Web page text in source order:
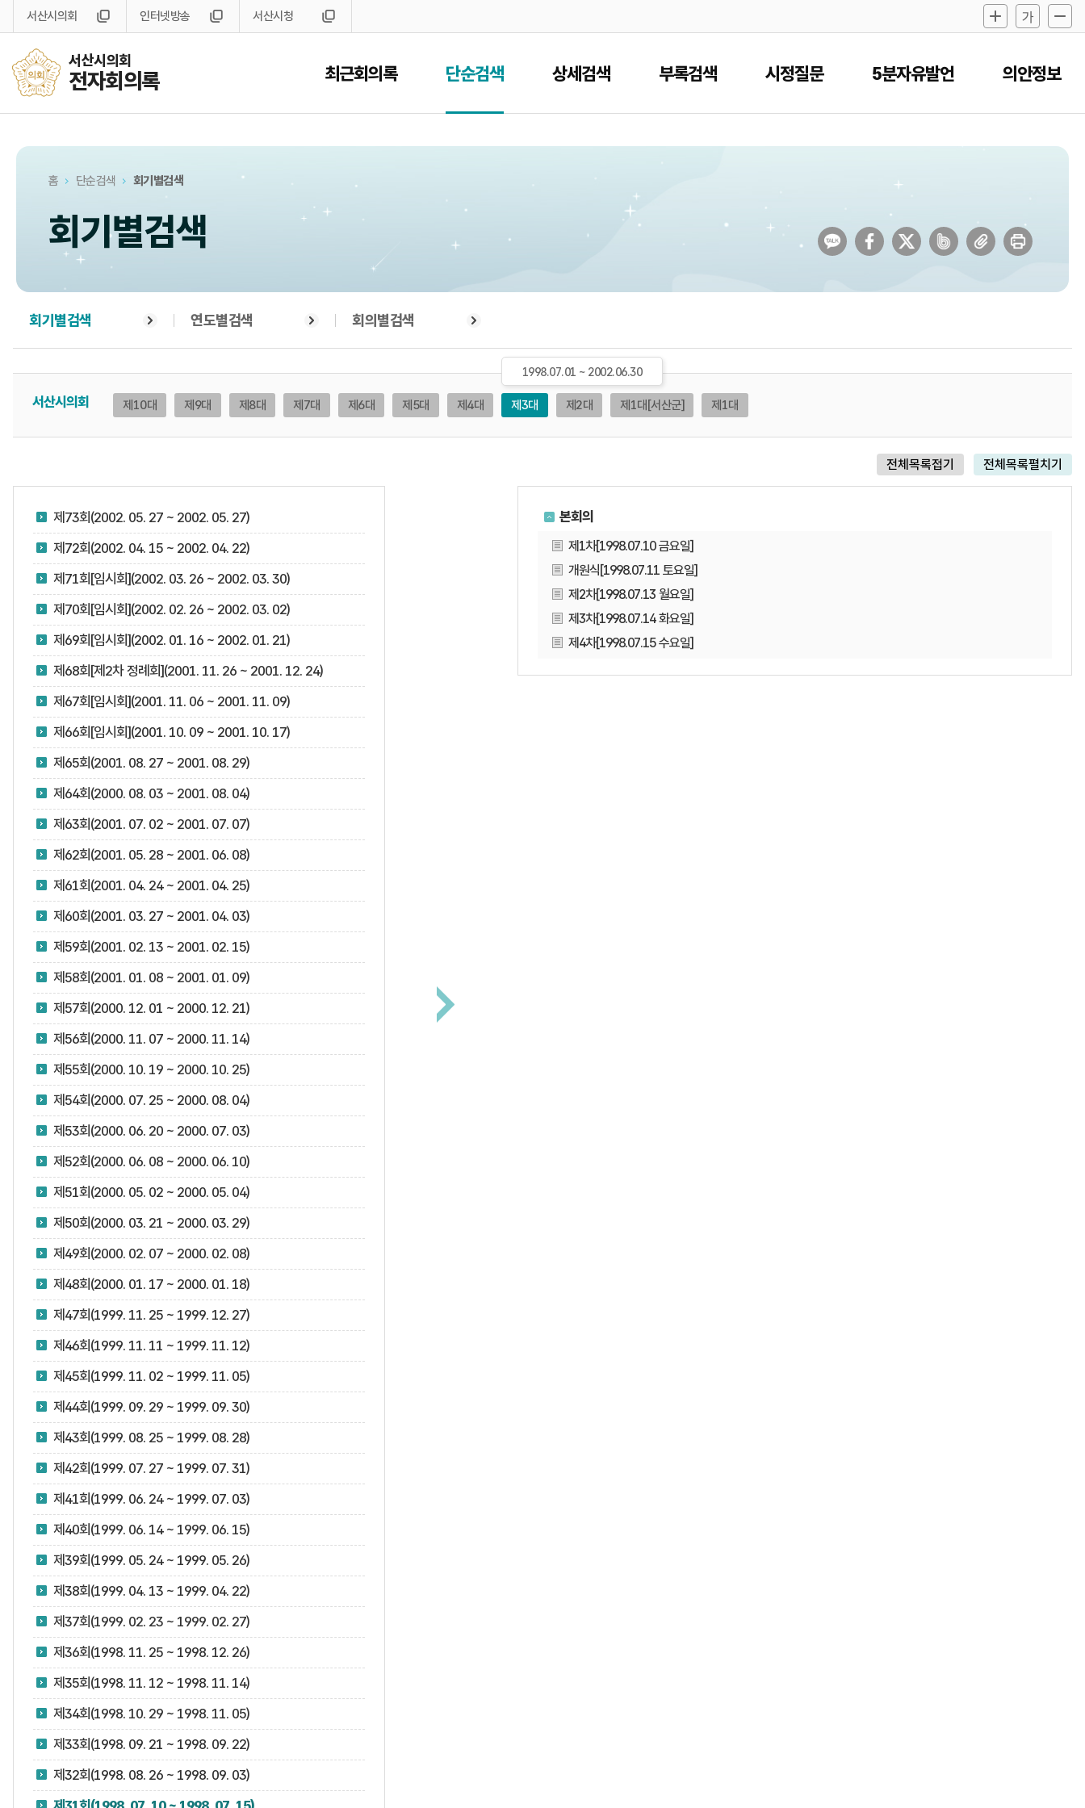
서산시의회
전자회의록
서산시의회 인터넷방송 서산시청
최근회의록 단순검색 상세검색 부록검색 시정질문 5분자유발언 의안정보
홈 단순검색 회기별검색
회기별검색
회기별검색 연도별검색 회의별검색
서산시의회 제10대 제9대 제8대 제7대 제6대 제5대 제4대 제3대
1998.07.01 ~ 2002.06.30
제2대 제1대 [서산군] 제1대
제73회(2002. 05. 27 ~ 2002. 05. 27)
제72회(2002. 04. 15 ~ 2002. 04. 22)
제71회[임시회](2002. 03. 26 ~ 2002. 03. 30)
제70회[임시회](2002. 02. 26 ~ 2002. 03. 02)
제69회[임시회](2002. 01. 16 ~ 2002. 01. 21)
제68회[제2차 정례회](2001. 11. 26 ~ 2001. 12. 24)
제67회[임시회](2001. 11. 06 ~ 2001. 11. 09)
제66회[임시회](2001. 10. 09 ~ 2001. 10. 17)
제65회(2001. 08. 27 ~ 2001. 08. 29)
제64회(2000. 08. 03 ~ 2001. 08. 04)
제63회(2001. 07. 02 ~ 2001. 07. 07)
제62회(2001. 05. 28 ~ 2001. 06. 08)
제61회(2001. 04. 24 ~ 2001. 04. 25)
제60회(2001. 03. 27 ~ 2001. 04. 03)
제59회(2001. 02. 13 ~ 2001. 02. 15)
제58회(2001. 01. 08 ~ 2001. 01. 09)
제57회(2000. 12. 01 ~ 2000. 12. 21)
제56회(2000. 11. 07 ~ 2000. 11. 14)
제55회(2000. 10. 19 ~ 2000. 10. 25)
제54회(2000. 07. 25 ~ 2000. 08. 04)
제53회(2000. 06. 20 ~ 2000. 07. 03)
제52회(2000. 06. 08 ~ 2000. 06. 10)
제51회(2000. 05. 02 ~ 2000. 05. 04)
제50회(2000. 03. 21 ~ 2000. 03. 29)
제49회(2000. 02. 07 ~ 2000. 02. 08)
제48회(2000. 01. 17 ~ 2000. 01. 18)
제47회(1999. 11. 25 ~ 1999. 12. 27)
제46회(1999. 11. 11 ~ 1999. 11. 12)
제45회(1999. 11. 02 ~ 1999. 11. 05)
제44회(1999. 09. 29 ~ 1999. 09. 30)
제43회(1999. 08. 25 ~ 1999. 08. 28)
제42회(1999. 07. 27 ~ 1999. 07. 31)
제41회(1999. 06. 24 ~ 1999. 07. 03)
제40회(1999. 06. 14 ~ 1999. 06. 15)
제39회(1999. 05. 24 ~ 1999. 05. 26)
제38회(1999. 04. 13 ~ 1999. 04. 22)
제37회(1999. 02. 23 ~ 1999. 02. 27)
제36회(1998. 11. 25 ~ 1998. 12. 26)
제35회(1998. 11. 12 ~ 1998. 11. 14)
제34회(1998. 10. 29 ~ 1998. 11. 05)
제33회(1998. 09. 21 ~ 1998. 09. 22)
제32회(1998. 08. 26 ~ 1998. 09. 03)
전체목록접기 전체목록펼치기
본회의
제1차[1998.07.10 금요일]
개원식[1998.07.11 토요일]
제2차[1998.07.13 월요일]
제3차[1998.07.14 화요일]
제4차[1998.07.15 수요일]